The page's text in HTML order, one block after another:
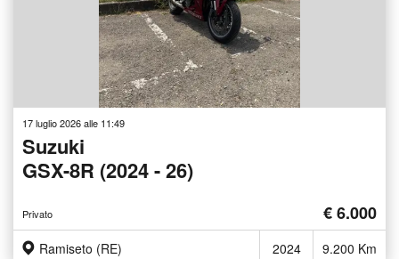
17 luglio 2026 alle 11:49
Suzuki
GSX-8R (2024 - 26)
Privato € 6.000
Ramiseto (RE) 2024 9.200 Km